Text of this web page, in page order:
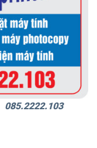
085.2222.103